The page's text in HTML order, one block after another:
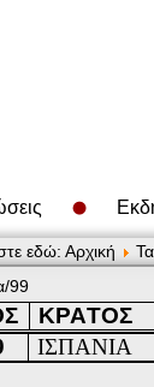
εδώ: Αρχική
99
ΚΡΑTΟΣ
ΙΣΠΑΝΙΑ